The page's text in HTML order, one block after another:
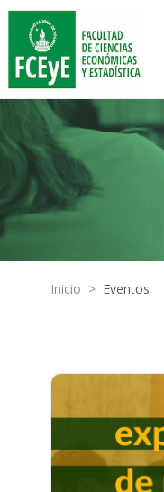
Inicio > Eventos